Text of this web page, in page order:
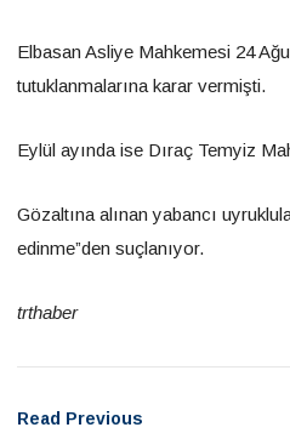
Elbasan Asliye Mahkemesi 24
tutuklanmalarına karar vermişti.
Eylül ayında ise Dıraç Temyiz
Gözaltına alınan yabancı
edinme”den suçlanıyor.​​​​​​​
trthaber
Read Previous